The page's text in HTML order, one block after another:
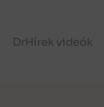
DrHírek videók